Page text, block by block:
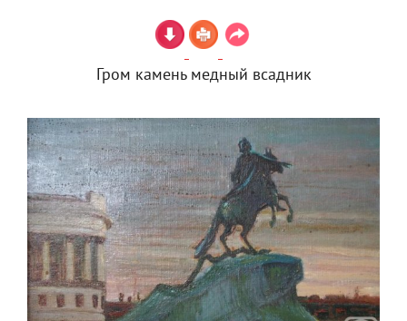
Гром камень медный всадник